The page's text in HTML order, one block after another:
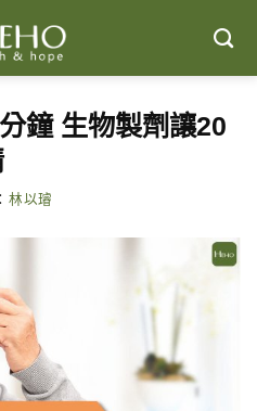
鐘 生物製劑讓20
林以璿